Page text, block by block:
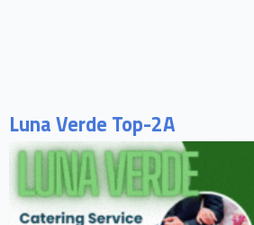
Luna Verde Top-2A